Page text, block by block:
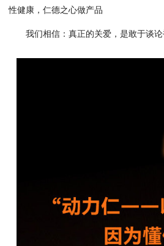
性健康，仁德之心做产品
我们相信：真正的关爱，是敢于谈